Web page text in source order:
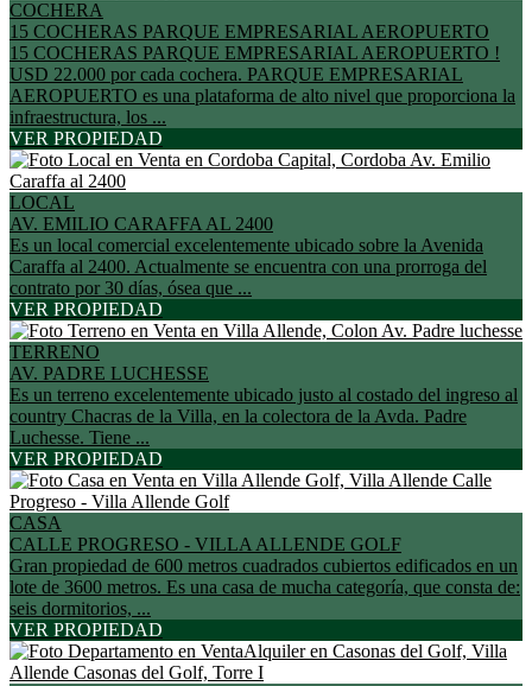
COCHERA
15 COCHERAS PARQUE EMPRESARIAL AEROPUERTO
15 COCHERAS PARQUE EMPRESARIAL AEROPUERTO !
USD 22.000 por cada cochera. PARQUE EMPRESARIAL
AEROPUERTO es una plataforma de alto nivel que proporciona la
infraestructura, los ...
VER PROPIEDAD
LOCAL
AV. EMILIO CARAFFA AL 2400
Es un local comercial excelentemente ubicado sobre la Avenida
Caraffa al 2400. Actualmente se encuentra con una prorroga del
contrato por 30 días, ósea que ...
VER PROPIEDAD
TERRENO
AV. PADRE LUCHESSE
Es un terreno excelentemente ubicado justo al costado del ingreso al
country Chacras de la Villa, en la colectora de la Avda. Padre
Luchesse. Tiene ...
VER PROPIEDAD
CASA
CALLE PROGRESO - VILLA ALLENDE GOLF
Gran propiedad de 600 metros cuadrados cubiertos edificados en un
lote de 3600 metros. Es una casa de mucha categoría, que consta de:
seis dormitorios, ...
VER PROPIEDAD